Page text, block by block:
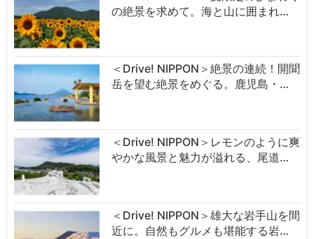
の絶景を求めて。海と山に囲まれ…
＜Drive! NIPPON＞絶景の連続！開聞
岳を望む絶景をめぐる。鹿児島・…
＜Drive! NIPPON＞レモンのように爽
やかな風景と魅力が溢れる、尾道…
＜Drive! NIPPON＞雄大な岩手山を間
近に。自然もグルメも堪能する岩…